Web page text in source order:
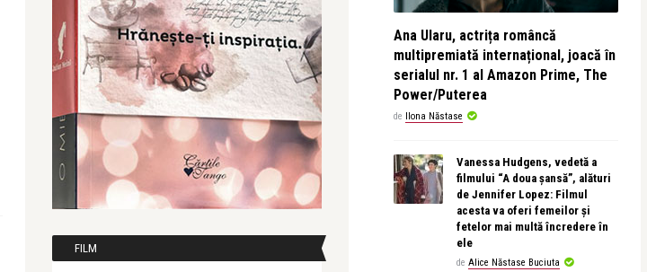
FILM
Ana Ularu, actrița româncă
multipremiată internațional, joacă în
serialul nr. 1 al Amazon Prime, The
Power/Puterea
de Ilona Năstase
Vanessa Hudgens, vedetă a
filmului “A doua șansă”, alături
de Jennifer Lopez: Filmul
acesta va oferi femeilor și
fetelor mai multă încredere în
ele
de Alice Năstase Buciuta